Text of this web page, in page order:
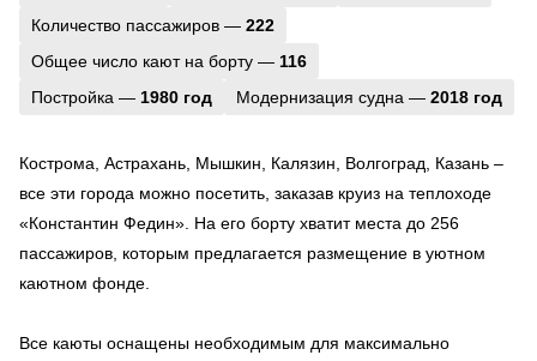
Количество пассажиров — 222
Общее число кают на борту — 116
Постройка — 1980 год Модернизация судна — 2018 год
Кострома, Астрахань, Мышкин, Калязин, Волгоград, Казань –
все эти города можно посетить, заказав круиз на теплоходе
«Константин Федин». На его борту хватит места до 256
пассажиров, которым предлагается размещение в уютном
каютном фонде.
Все каюты оснащены необходимым для максимально